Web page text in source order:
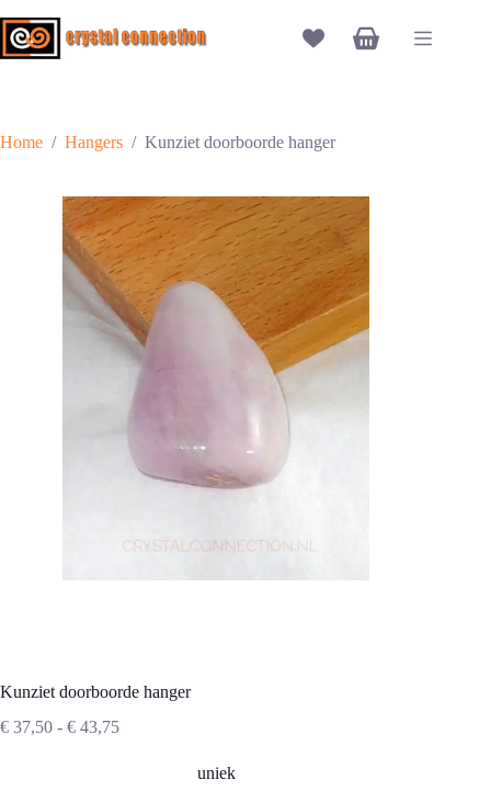
naar
de
Winkelwagen
Home / Hangers / Kunziet doorboorde hanger
Kunziet doorboorde hanger
€ 37,50 - € 43,75Prijsklasse:
uniek